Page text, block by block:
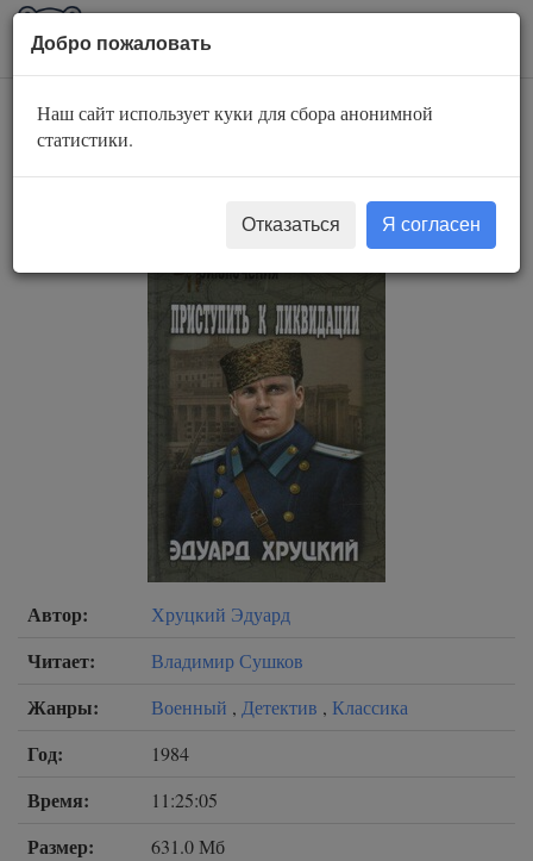
AuBook.org
Приступить к
ликвидации
Автор: Хруцкий Эдуард
Читает: Владимир Сушков
Жанры: Военный , Детектив , Классика
Год: 1984
Время: 11:25:05
Размер: 631.0 Мб
Добро пожаловать
Наш сайт использует куки для сбора анонимной
статистики.
Отказаться Я согласен